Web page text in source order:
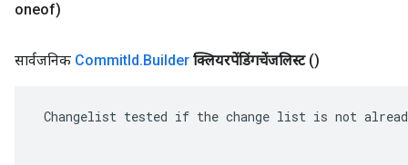
oneof)
सार्वजनिक CommitId.Builder क्लियरपेंडिंगचेंजलिस्ट ()
Changelist tested if the change list is not